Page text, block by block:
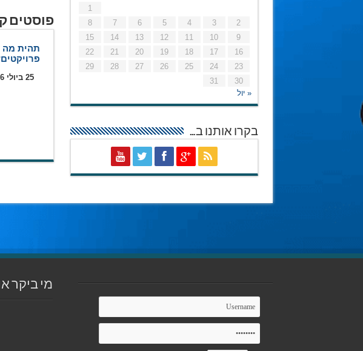
פוסטים
25 ביולי 2026
1
2
3
4
5
6
7
8
9
10
11
12
13
14
15
16
17
18
19
20
21
22
23
24
25
26
27
28
29
30
31
« יול
בקרו אותנו ב…
מי ביקר